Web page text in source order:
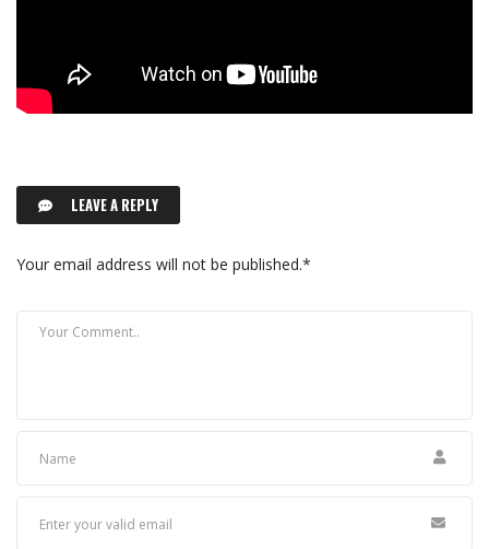
LEAVE A REPLY
Your email address will not be published.*